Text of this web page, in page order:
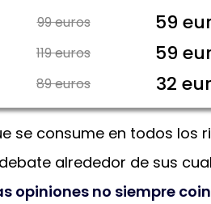
99 euros 59
119 euros 59
89 euros 32
se consume en todos los
alrededor de sus
opiniones no siempre